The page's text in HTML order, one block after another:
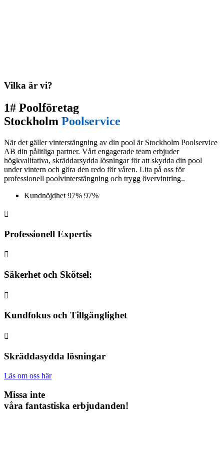
Vilka är vi?
1# Poolföretag
Stockholm Poolservice
När det gäller vinterstängning av din pool är Stockholm Poolservice
AB din pålitliga partner. Vårt engagerade team erbjuder
högkvalitativa, skräddarsydda lösningar för att skydda din pool
under vintern och göra den redo för våren. Lita på oss för
professionell poolvinterstängning och trygg övervintring..
Kundnöjdhet 97% 97%

Professionell Expertis

Säkerhet och Skötsel:

Kundfokus och Tillgänglighet

Skräddasydda lösningar
Läs om oss här
Missa inte
våra fantastiska erbjudanden!